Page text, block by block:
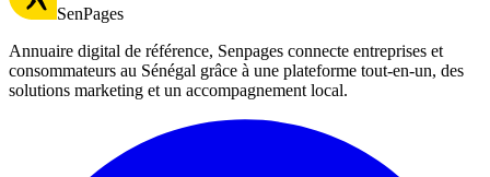
SenPages
Annuaire digital de référence, Senpages connecte entreprises et
consommateurs au Sénégal grâce à une plateforme tout-en-un, des
solutions marketing et un accompagnement local.